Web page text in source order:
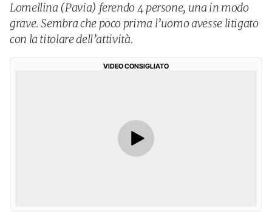
Lomellina (Pavia) ferendo 4 persone, una in modo
grave. Sembra che poco prima l’uomo avesse litigato
con la titolare dell’attività.
VIDEO CONSIGLIATO